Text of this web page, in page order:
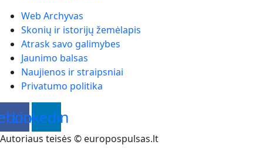
Web Archyvas
Skonių ir istorijų žemėlapis
Atrask savo galimybes
Jaunimo balsas
Naujienos ir straipsniai
Privatumo politika
Linkedin
Autoriaus teisės © europospulsas.lt